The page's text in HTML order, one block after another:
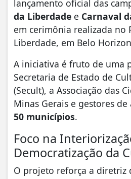
lançamento oficial das
da Liberdade e Carnaval
em cerimônia realizada no
Liberdade, em Belo
​A iniciativa é fruto de uma
Secretaria de Estado de
(Secult), a Associação das
Minas Gerais e gestores
50 municípios.
​Foco na
Democratização da
​O projeto reforça a diretriz